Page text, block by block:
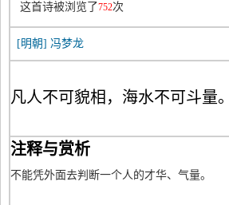
这首诗被浏览了752次
[明朝] 冯梦龙
凡人不可貌相，海水不可斗量。
注释与赏析
不能凭外面去判断一个人的才华、气量。